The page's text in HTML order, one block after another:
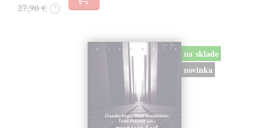
27,90 € ?
na sklade
novinka